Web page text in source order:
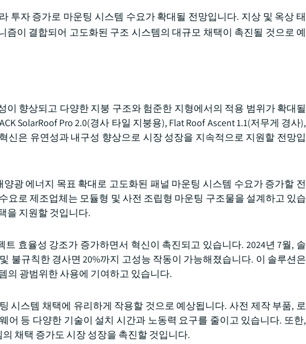
투자 증가로 마운팅 시스템 수요가 확대될 전망입니다. 지상 및 옥상 태
이 결합되어 고도화된 구조 시스템의 대규모 채택이 촉진될 것으로 예
향상되고 다양한 지붕 구조와 험준한 지형에서의 적용 범위가 확대될
SolarRoof Pro 2.0(경사 타일 지붕용), Flat Roof Ascent 1.1(저무게 경사),
신은 유연성과 내구성 향상으로 시장 성장을 지속적으로 지원할 전망입
광 에너지 목표 확대로 고도화된 패널 마운팅 시스템 수요가 증가할 전
요로 제조업체는 모듈형 및 사전 조립형 마운팅 구조물을 설계하고 있습
을 지원할 것입니다.
효율성 강조가 증가하면서 혁신이 촉진되고 있습니다. 2024년 7월, 솔
불규칙한 경사면 20%까지 고성능 작동이 가능해졌습니다. 이 솔루션은
의 광범위한 사용에 기여하고 있습니다.
시스템 채택에 유리하게 작용할 것으로 예상됩니다. 사전 제작 부품, 로
어 등 다양한 기술이 설치 시간과 노동력 요구를 줄이고 있습니다. 또한,
채택 증가도 시장 성장을 촉진할 것입니다.